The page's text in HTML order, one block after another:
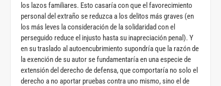
los lazos familiares. Esto casaría con que el favorecimiento
personal del extraño se reduzca a los delitos más graves (en
los más leves la consideración de la solidaridad con el
perseguido reduce el injusto hasta su inapreciación penal). Y
en su traslado al autoencubrimiento supondría que la razón de
la exención de su autor se fundamentaría en una especie de
extensión del derecho de defensa, que comportaría no solo el
derecho a no aportar pruebas contra uno mismo, sino el de